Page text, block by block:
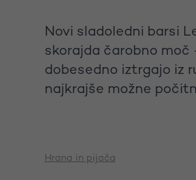
Novi sladoledni barsi
skorajda čarobno moč
dobesedno iztrgajo iz
najkrajše možne
Hrana in pijača